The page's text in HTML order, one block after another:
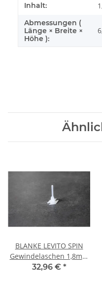
Inhalt:
Abmessungen (
Länge × Breite ×
Höhe ):
BLANKE LEVITO SPIN
Gewindelaschen 1,8mm
250 St
32,96 € *